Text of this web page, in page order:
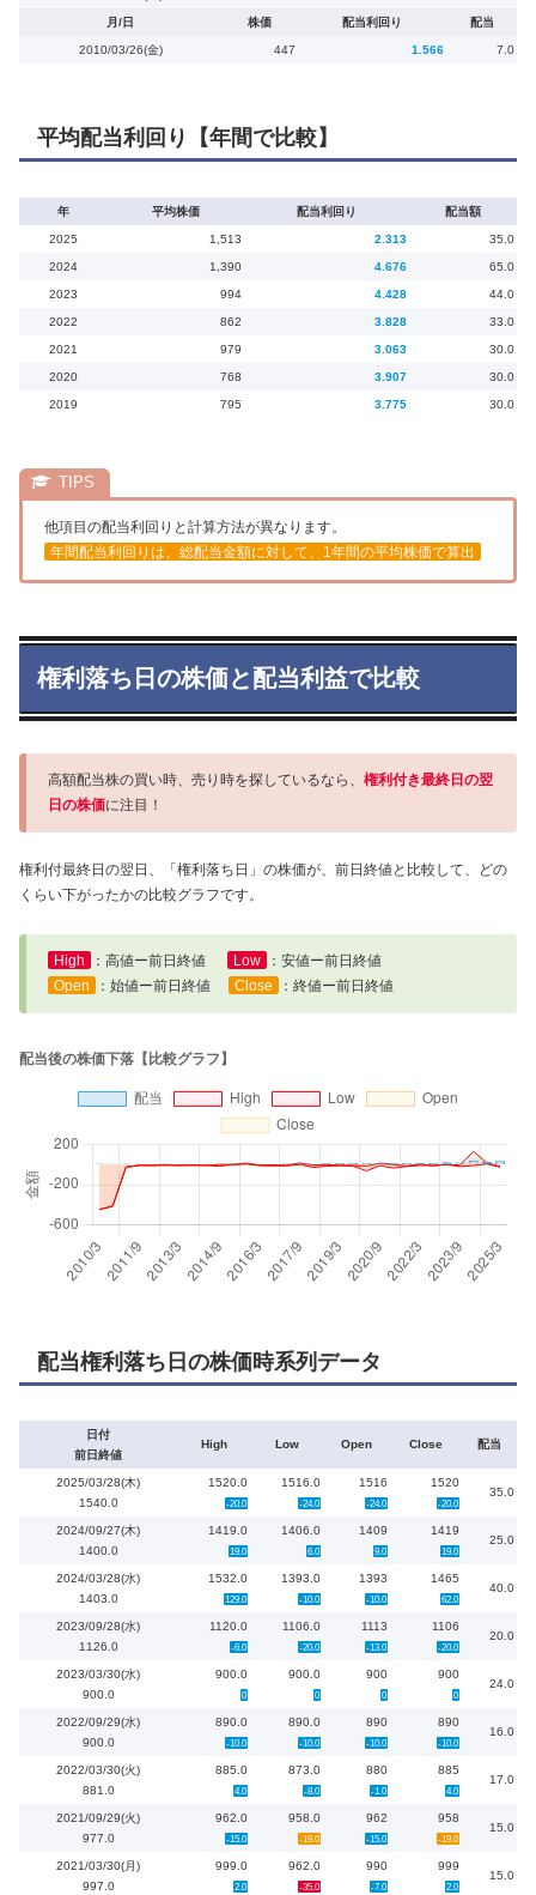
月/日 株価 配当利回り 配当
2010/03/26(金) 447 1.566 7.0
平均配当利回り【年間で比較】
年 平均株価 配当利回り 配当額
2025 1,513 2.313 35.0
2024 1,390 4.676 65.0
2023 994 4.428 44.0
2022 862 3.828 33.0
2021 979 3.063 30.0
2020 768 3.907 30.0
2019 795 3.775 30.0
他項目の配当利回りと計算方法が異なります。
年間配当利回りは、総配当金額に対して、1年間の平均株価で算出
権利落ち日の株価と配当利益で比較
高額配当株の買い時、売り時を探しているなら、 権利付き最終日の翌
日の株価に注目！
権利付最終日の翌日、「権利落ち日」の株価が、前日終値と比較して、どの
くらい下がったかの比較グラフです。
High ：高値ー前日終値 Low
：安値ー前日終値
Open
：始値ー前日終値 Close ：終値ー前日終値
配当権利落ち日の株価時系列データ
日付
前日終値
High Low Open Close 配当
2025/03/28(木)
1540.0
1520.0
-20.0
1516.0
-24.0
1516
-24.0
1520
-20.0
35.0
2024/09/27(木)
1400.0
1419.0
19.0
1406.0
6.0
1409
9.0
1419
19.0
25.0
2024/03/28(水)
1403.0
1532.0
129.0
1393.0
-10.0
1393
-10.0
1465
62.0
40.0
2023/09/28(水)
1126.0
1120.0
-6.0
1106.0
-20.0
1113
-13.0
1106
-20.0
20.0
2023/03/30(水)
900.0
900.0
0
900.0
0
900
0
900
0
24.0
2022/09/29(水)
900.0
890.0
-10.0
890.0
-10.0
890
-10.0
890
-10.0
16.0
2022/03/30(火)
881.0
885.0
4.0
873.0
-8.0
880
-1.0
885
4.0
17.0
2021/09/29(火)
977.0
962.0
-15.0
958.0
-19.0
962
-15.0
958
-19.0
15.0
2021/03/30(月)
997.0
999.0
2.0
962.0
-35.0
990
-7.0
999
2.0
15.0